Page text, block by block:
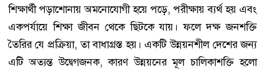
শিক্ষার্থী পড়াশোনায় অমনোযোগী হয়ে পড়ে, পরীক্ষায় ব্যর্থ হয় এবং
একপর্যায়ে শিক্ষা জীবন থেকে ছিটকে যায়। ফলে দক্ষ জনশক্তি
তৈরির যে প্রক্রিয়া, তা বাধাগ্রস্ত হয়। একটি উন্নয়নশীল দেশের জন্য
এটি অত্যন্ত উদ্বেগজনক, কারণ উন্নয়নের মূল চালিকাশক্তি হলো